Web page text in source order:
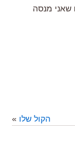
שאני מנסה
הקול שלו »